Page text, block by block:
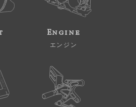
Engine
エンジン